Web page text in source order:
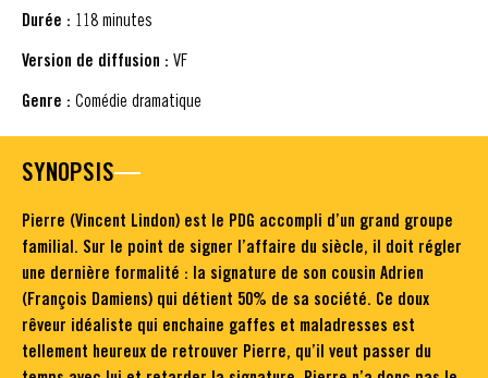
Durée : 118 minutes
Version de diffusion : VF
Genre : Comédie dramatique
SYNOPSIS
Pierre (Vincent Lindon) est le PDG accompli d’un grand groupe
familial. Sur le point de signer l’affaire du siècle, il doit régler
une dernière formalité : la signature de son cousin Adrien
(François Damiens) qui détient 50% de sa société. Ce doux
rêveur idéaliste qui enchaine gaffes et maladresses est
tellement heureux de retrouver Pierre, qu’il veut passer du